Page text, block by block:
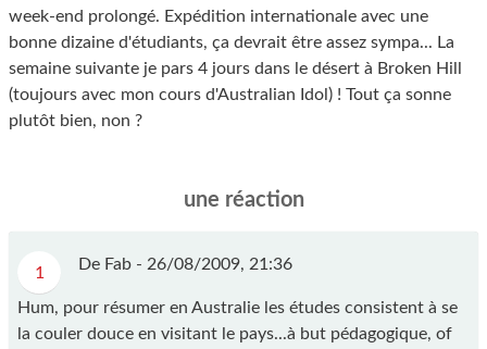
week-end prolongé. Expédition internationale avec une
bonne dizaine d'étudiants, ça devrait être assez sympa... La
semaine suivante je pars 4 jours dans le désert à Broken Hill
(toujours avec mon cours d'Australian Idol) ! Tout ça sonne
plutôt bien, non ?
une réaction
1 De Fab - 26/08/2009, 21:36
Hum, pour résumer en Australie les études consistent à se
la couler douce en visitant le pays...à but pédagogique, of